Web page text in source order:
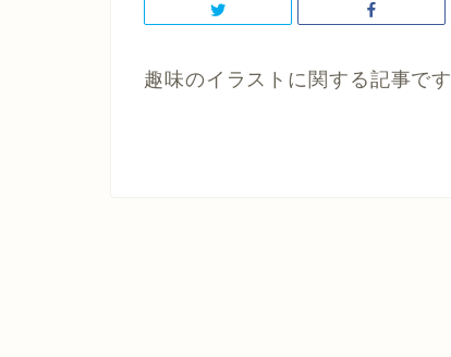
趣味のイラストに関する記事です